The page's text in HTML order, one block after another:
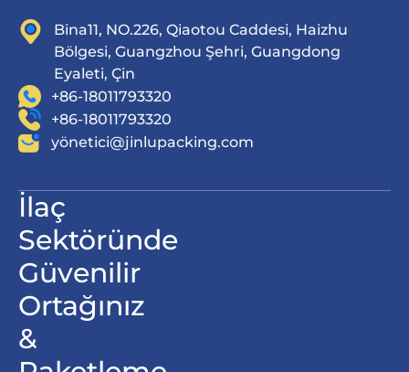
Bina11, NO.226, Qiaotou Caddesi, Haizhu
Bölgesi, Guangzhou Şehri, Guangdong
Eyaleti, Çin
+86-18011793320
+86-18011793320
yönetici@jinlupacking.com
İlaç
Sektöründe
Güvenilir
Ortağınız
&